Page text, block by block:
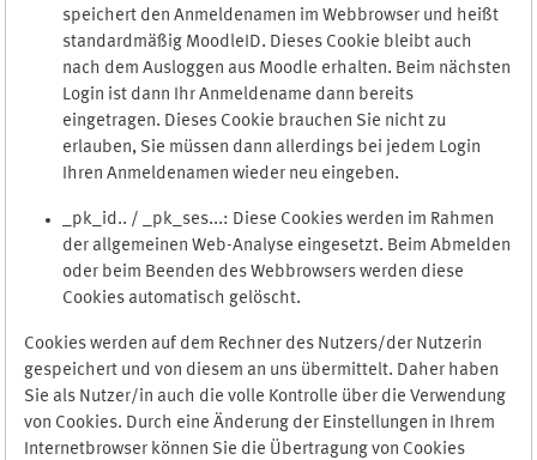
speichert den Anmeldenamen im Webbrowser und heißt
standardmäßig MoodleID. Dieses Cookie bleibt auch
nach dem Ausloggen aus Moodle erhalten. Beim nächsten
Login ist dann Ihr Anmeldename dann bereits
eingetragen. Dieses Cookie brauchen Sie nicht zu
erlauben, Sie müssen dann allerdings bei jedem Login
Ihren Anmeldenamen wieder neu eingeben.
_pk_id.. / _pk_ses...: Diese Cookies werden im Rahmen
der allgemeinen Web-Analyse eingesetzt. Beim Abmelden
oder beim Beenden des Webbrowsers werden diese
Cookies automatisch gelöscht.
Cookies werden auf dem Rechner des Nutzers/der Nutzerin
gespeichert und von diesem an uns übermittelt. Daher haben
Sie als Nutzer/in auch die volle Kontrolle über die Verwendung
von Cookies. Durch eine Änderung der Einstellungen in Ihrem
Internetbrowser können Sie die Übertragung von Cookies